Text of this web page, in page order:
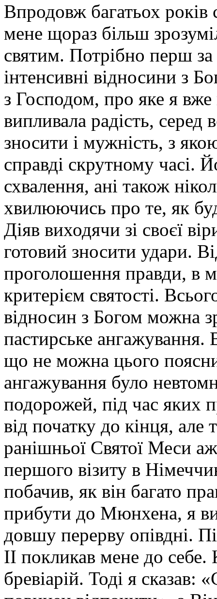
Впродовж багатьох років
мене щораз більш
святим. Потрібно перш за
інтенсивні відносини з
з Господом, про яке я вже
випливала радість, серед
зносити і мужність, з
справді скрутному часі.
схвалення, ані також
хвилюючись про те, як
Діяв виходячи зі своєї
готовий зносити удари.
проголошення правди, в
критерієм святості.
відносин з Богом можна
пастирське ангажування.
що не можна цього
ангажування було
подорожей, під час яких
від початку до кінця, але
ранішньої Святої Меси
першого візиту в
побачив, як він багато
прибути до Мюнхена, я
довшу перерву опівдні.
II покликав мене до себе.
бревіарій. Тоді я